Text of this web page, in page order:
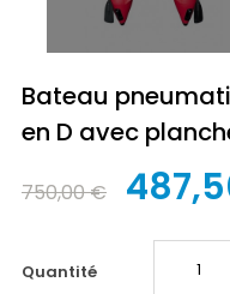
Bateau
en D avec
750,00 €
quantité